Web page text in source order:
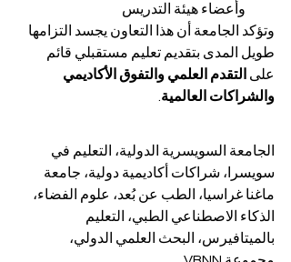
وأعضاء هيئة التدريس
وتؤكد الجامعة أن هذا التعاون يجسد التزامها
طويل المدى بتقديم تعليم مستقبلي قائم
على التقدم العلمي والتفوق الأكاديمي
والشراكات العالمية
الجامعة السويسرية الدولية، التعليم في
سويسرا، شراكات أكاديمية دولية، جامعة
ماغنا غراسيا، الطب عن بُعد، علوم الفضاء،
الذكاء الاصطناعي الطبي، التعليم
بالميتافيرس، البحث العلمي الدولي،